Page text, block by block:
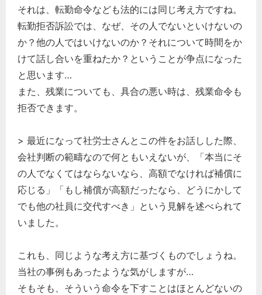
それは、転勤命令なども法的には同じ考え方ですね。
転勤拒否訴訟では、なぜ、その人でないといけないの
か？他の人ではいけないのか？それについて時間をか
けて話し合いを重ねたか？ということが争点になった
と思います…
また、残業についても、具合の悪い時は、残業命令も
拒否できます。
> 最近になって社労士さんとこの件をお話しした際、
会社判断の範疇なので何ともいえないが、「本当にそ
の人でなくてはならないなら、高額でなければ補償に
応じる」「もし補償が高額だったなら、どうにかして
でも他の社員に交代すべき」という見解を述べられて
いました。
これも、同じような考え方に基づくものでしょうね。
当社の事例もあったような気がしますが…
そもそも、そういう命令を下すことはほとんどないの